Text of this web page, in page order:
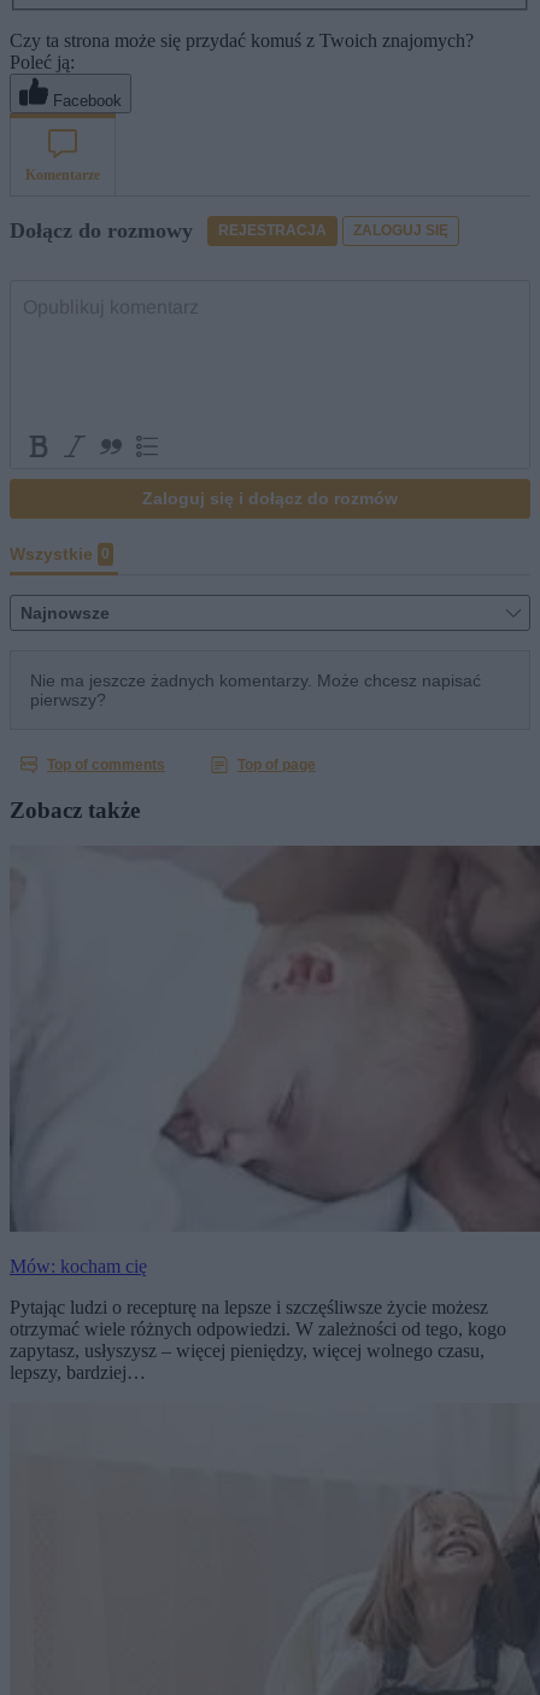
Czy ta strona może się przydać komuś z Twoich znajomych?
Poleć ją:
Facebook
Zobacz także
Mów: kocham cię
Pytając ludzi o recepturę na lepsze i szczęśliwsze życie możesz
otrzymać wiele różnych odpowiedzi. W zależności od tego, kogo
zapytasz, usłyszysz – więcej pieniędzy, więcej wolnego czasu,
lepszy, bardziej…